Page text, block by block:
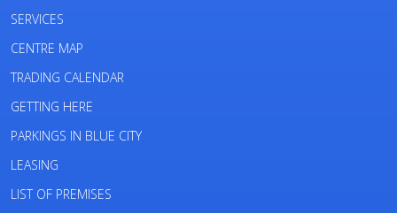
SERVICES
CENTRE MAP
TRADING CALENDAR
GETTING HERE
PARKINGS IN BLUE CITY
LEASING
LIST OF PREMISES